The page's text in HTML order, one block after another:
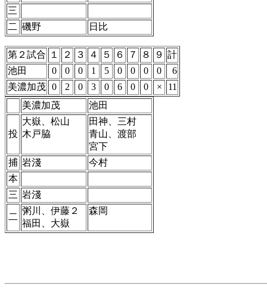
三
二 磯野 日比
第２試合 １ ２ ３ ４ ５ ６ ７ ８ ９ 計
池田
0 0 0 1 5 0 0 0 0
6
美濃加茂 0 2 0 3 0 6 0 0 ×
11
美濃加茂
池田
投
大嶽、松山
木戸脇
田神、三村
青山、渡部
宮下
捕 岩淺
今村
本
三 岩淺
二
粥川、伊藤２
福田、大嶽
森岡